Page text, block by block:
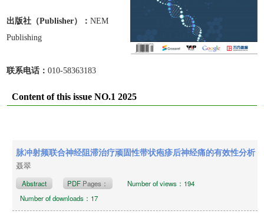
出版社 （Publisher）：NEM
Publishing
联系电话：010-58363183
Content of this issue NO.1 2025
脉冲射频联合神经阻滞治疗顽固性带状疱疹后神经痛的有效性分析
聂翠
Abstract PDF Pages：
Number of views：194
Number of downloads：17